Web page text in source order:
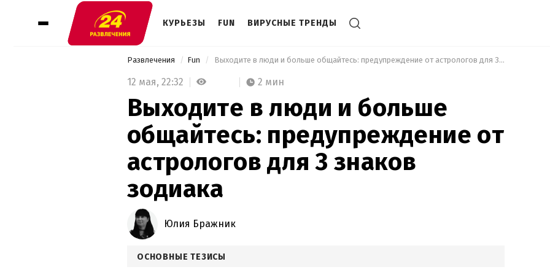
КУРЬЕЗЫ FUN ВИРУСНЫЕ ТРЕНДЫ
Развлечения Fun Выходите в люди и больше общайтесь: предупреждение от астрологов для 3 знаков зодиака
12 мая, 22:32 2 мин
Выходите в люди и больше
общайтесь: предупреждение от
астрологов для 3 знаков
зодиака
Юлия Бражник
ОСНОВНЫЕ ТЕЗИСЫ